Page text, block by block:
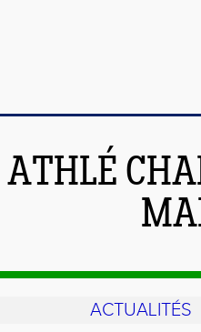
ATHLÉ
ACTUALITÉS